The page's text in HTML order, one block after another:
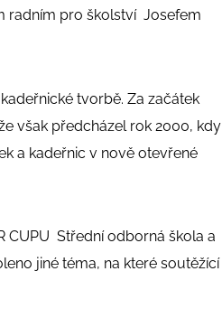
radním pro školství Josefem
tvorbě. Za začátek
však předcházel rok 2000, kdy
a kadeřnic v nově otevřené
CUPU Střední odborná škola a
jiné téma, na které soutěžící